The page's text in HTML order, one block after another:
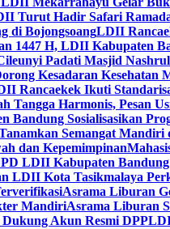
Turut Hadir Safari
di BojongsoangLDII
1447 H, LDII Kabupaten
Padati Masjid
Kesadaran Kesehatan
Rancaekek Ikuti
Tangga Harmonis, Pesan
Bandung Sosialisasikan
Semangat Mandiri
dan Kepemimpinan
LDII Kabupaten
LDII Kota Tasikmalaya
Asrama Liburan
MandiriAsrama Liburan
Akun Resmi DPP